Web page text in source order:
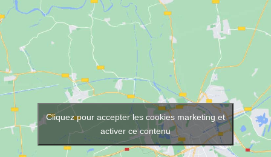
Cliquez pour accepter les cookies marketing et
activer ce contenu